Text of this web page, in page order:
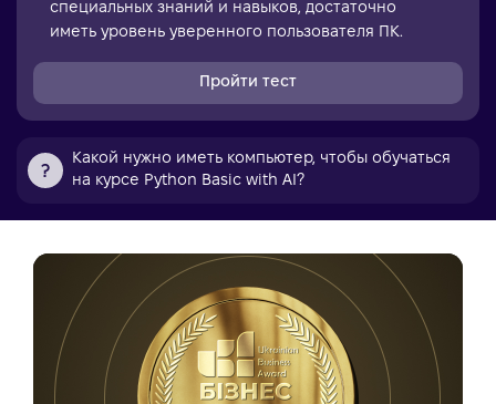
специальных знаний и навыков, достаточно
иметь уровень уверенного пользователя ПК.
Пройти тест
Какой нужно иметь компьютер, чтобы обучаться
на курсе Python Basic with AI?